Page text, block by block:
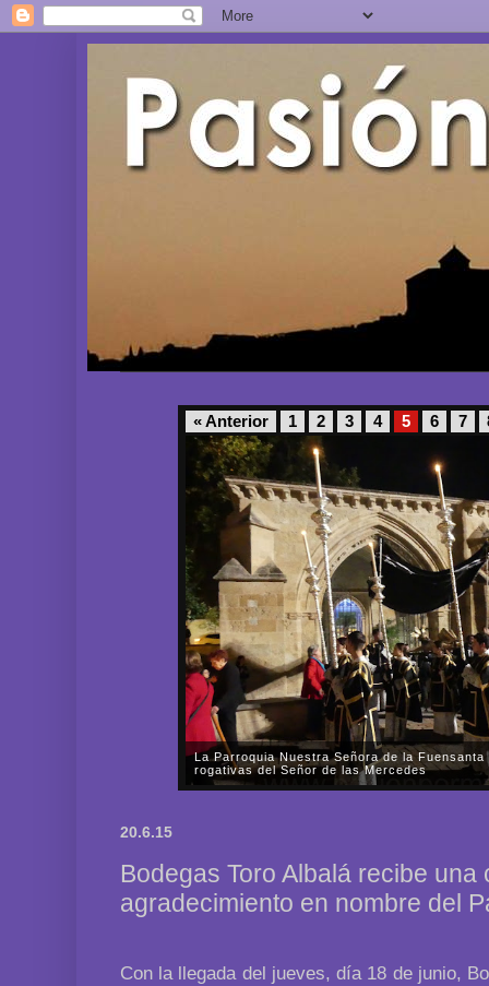
« Anterior 1 2 3 4 5 6 7
La Parroquia Nuestra Señora de la
rogativas del Señor de las Mercedes
20.6.15
Bodegas Toro Albalá recibe una
agradecimiento en nombre del
Con la llegada del jueves, día 18 de junio,